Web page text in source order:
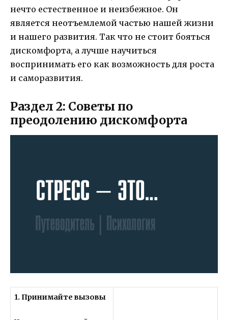
нечто естественное и неизбежное. Он
является неотъемлемой частью нашей жизни
и нашего развития. Так что не стоит бояться
дискомфорта, а лучше научиться
воспринимать его как возможность для роста
и саморазвития.
Раздел 2: Советы по
преодолению дискомфорта
1. Принимайте вызовы